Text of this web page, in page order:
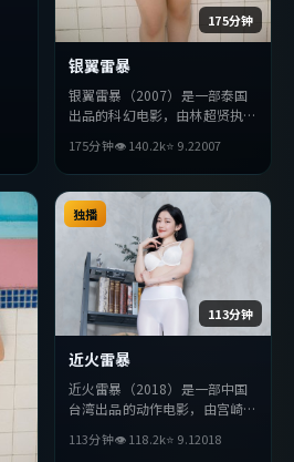
175分钟
银翼雷暴
银翼雷暴（2007）是一部泰国
出品的科幻电影，由林超贤执
银、汤姆·哈迪等主演。影片
在叙事与视听上力求突破，探讨
人性与抉择，节奏张弛有度，适
合喜欢该类型的观众完整观看。
175分钟👁140.2k⭐ 9.22007
113分钟
独播
近火雷暴
近火雷暴（2018）是一部中国
台湾出品的动作电影，由宫崎骏
主演。影片在叙事与视听上力求
113分钟👁118.2k⭐ 9.12018